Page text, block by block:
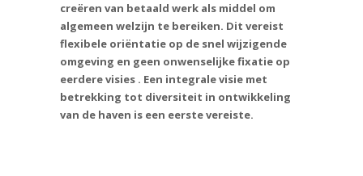
creëren van betaald werk als middel om
algemeen welzijn te bereiken. Dit vereist
flexibele oriëntatie op de snel wijzigende
omgeving en geen onwenselijke fixatie op
eerdere visies . Een integrale visie met
betrekking tot diversiteit in ontwikkeling
van de haven is een eerste vereiste.